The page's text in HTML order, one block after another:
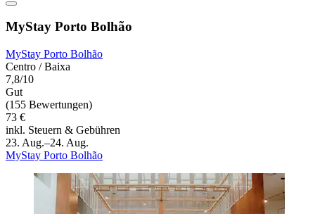
MyStay Porto Bolhão
MyStay Porto Bolhão
Centro / Baixa
7,8/10
Gut
(155 Bewertungen)
73 €
inkl. Steuern & Gebühren
23. Aug.–24. Aug.
MyStay Porto Bolhão